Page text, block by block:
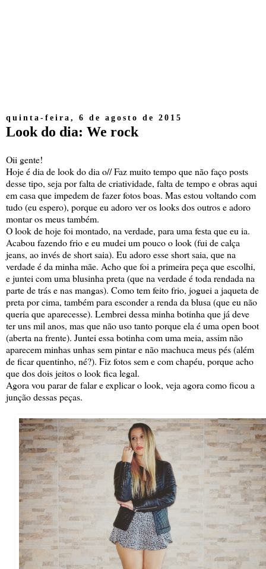
quinta-feira, 6 de agosto de 2015
Look do dia: We rock
Oii gente!
Hoje é dia de look do dia o// Faz muito tempo que não faço posts
desse tipo, seja por falta de criatividade, falta de tempo e obras aqui
em casa que impedem de fazer fotos boas. Mas estou voltando com
tudo (eu espero), porque eu adoro ver os looks dos outros e adoro
montar os meus também.
O look de hoje foi montado, na verdade, para uma festa que eu ia.
Acabou fazendo frio e eu mudei um pouco o look (fui de calça
jeans, ao invés de short saia). Eu adoro esse short saia, que na
verdade é da minha mãe. Acho que foi a primeira peça que escolhi,
e juntei com uma blusinha preta (que na verdade é toda rendada na
parte de trás e nas mangas). Como tem feito frio, joguei a jaqueta de
preta por cima, também para esconder a renda da blusa (que eu não
queria que aparecesse). Lembrei dessa minha botinha que já deve
ter uns mil anos, mas que não uso tanto porque ela é uma open boot
(aberta na frente). Juntei essa botinha com uma meia, assim não
aparecem minhas unhas sem pintar e não machuca meus pés (além
de ficar quentinho, né?). Fiz fotos sem e com chapéu, porque acho
que dos dois jeitos o look fica legal.
Agora vou parar de falar e explicar o look, veja agora como ficou a
junção dessas peças.